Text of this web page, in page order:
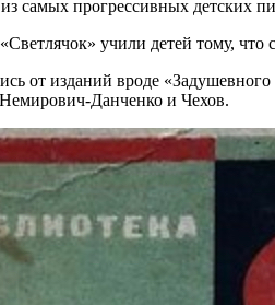
самых прогрессивных детских
учили детей тому, что
от изданий вроде
Данченко и Чехов.